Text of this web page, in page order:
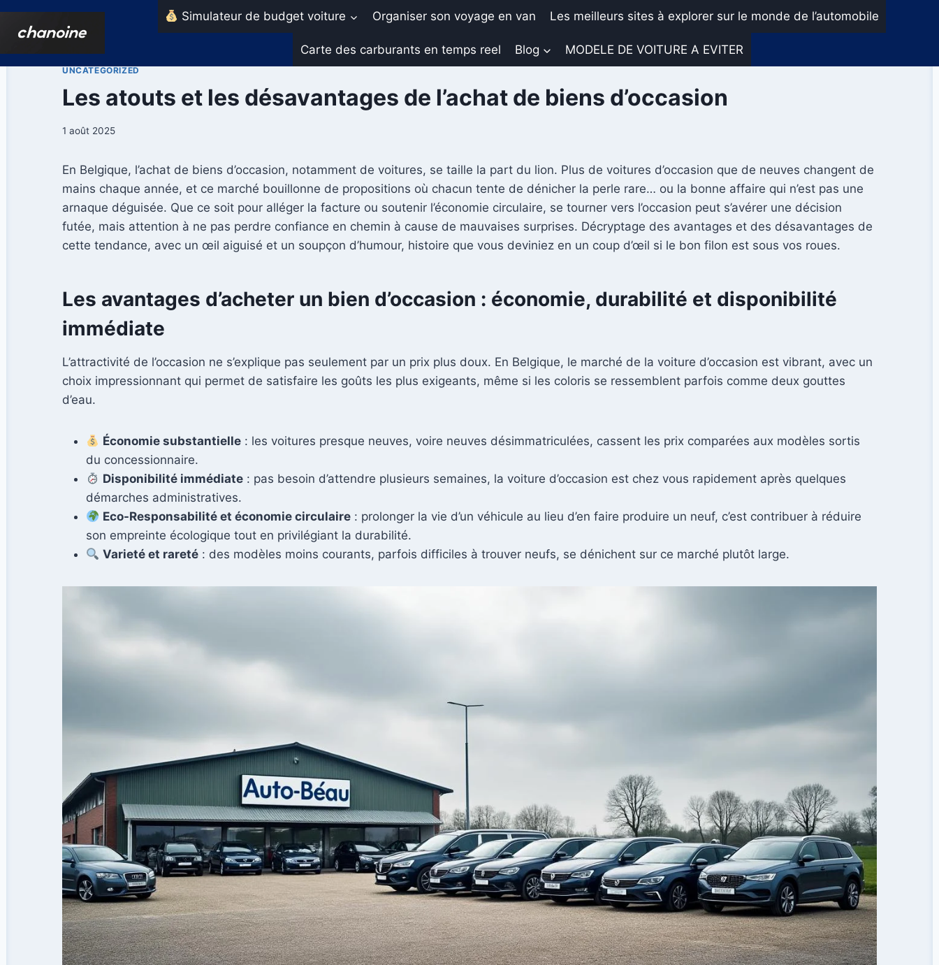
Aller
Simulateur de budget voiture Organiser son voyage en van Les meilleurs sites à explorer sur le monde de l’automobile
Carte des carburants en temps reel Blog MODELE DE VOITURE A EVITER
UNCATEGORIZED
Les atouts et les désavantages de l’achat de biens d’occasion
1 août 2025
En Belgique, l’achat de biens d’occasion, notamment de voitures, se taille la part du lion. Plus de voitures d’occasion que de neuves changent de
mains chaque année, et ce marché bouillonne de propositions où chacun tente de dénicher la perle rare… ou la bonne affaire qui n’est pas une
arnaque déguisée. Que ce soit pour alléger la facture ou soutenir l’économie circulaire, se tourner vers l’occasion peut s’avérer une décision
futée, mais attention à ne pas perdre confiance en chemin à cause de mauvaises surprises. Décryptage des avantages et des désavantages de
cette tendance, avec un œil aiguisé et un soupçon d’humour, histoire que vous deviniez en un coup d’œil si le bon filon est sous vos roues.
Les avantages d’acheter un bien d’occasion : économie, durabilité et disponibilité
immédiate
L’attractivité de l’occasion ne s’explique pas seulement par un prix plus doux. En Belgique, le marché de la voiture d’occasion est vibrant, avec un
choix impressionnant qui permet de satisfaire les goûts les plus exigeants, même si les coloris se ressemblent parfois comme deux gouttes
d’eau.
Économie substantielle : les voitures presque neuves, voire neuves désimmatriculées, cassent les prix comparées aux modèles sortis
du concessionnaire.
Disponibilité immédiate : pas besoin d’attendre plusieurs semaines, la voiture d’occasion est chez vous rapidement après quelques
démarches administratives.
Eco-Responsabilité et économie circulaire : prolonger la vie d’un véhicule au lieu d’en faire produire un neuf, c’est contribuer à réduire
son empreinte écologique tout en privilégiant la durabilité.
Varieté et rareté : des modèles moins courants, parfois difficiles à trouver neufs, se dénichent sur ce marché plutôt large.